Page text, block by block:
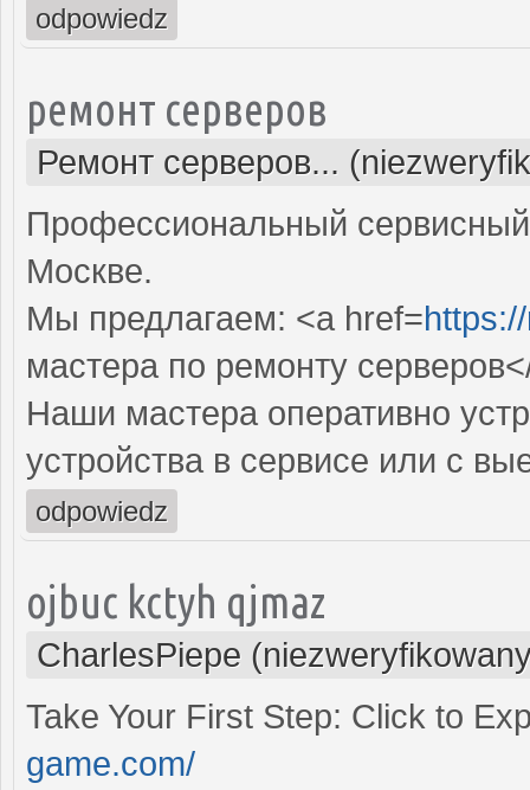
odpowiedz
ремонт серверов
Ремонт серверов...
Профессиональный
Москве.
Мы предлагаем: <a href=
мастера по ремонту
Наши мастера оперативно
устройства в сервисе или с
odpowiedz
ojbuc kctyh qjmaz
CharlesPiepe
Take Your First Step: Click to
game.com/